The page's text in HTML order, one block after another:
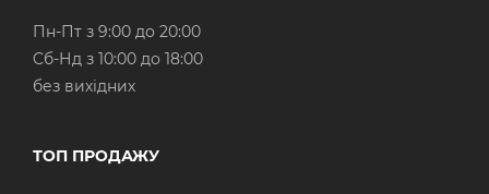
Пн-Пт з 9:00 до 20:00
Cб-Нд з 10:00 до 18:00
без вихідних
ТОП ПРОДАЖУ